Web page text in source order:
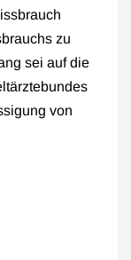
zu
sei auf die
von